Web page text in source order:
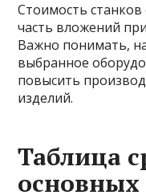
Стоимость станков
часть вложений
Важно понимать,
выбранное
повысить
изделий.
Таблица
основных